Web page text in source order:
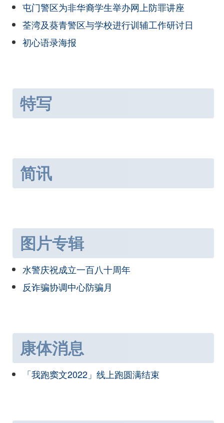
屯门警区为非华裔学生举办网上防罪讲座
荃湾及葵青警区与学校进行训辅工作研讨日
初心语录海报
特写
简讯
图片专辑
水警庆祝成立一百八十周年
反诈骗协调中心防骗月
康体消息
「我跑窦文2022」线上跑圆满结束